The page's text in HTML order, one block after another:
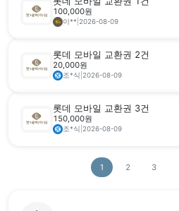
100,000원
이** 2026-08-09
롯데 모바일 교환권 2건
20,000원
조*식 2026-08-09
롯데 모바일 교환권 3건
150,000원
조*식 2026-08-09
1 2 3